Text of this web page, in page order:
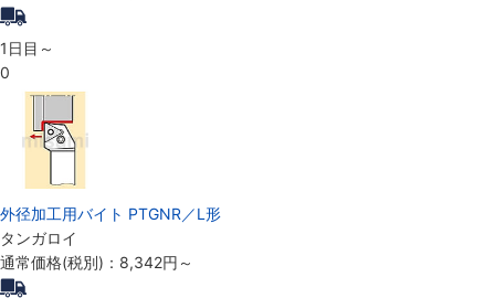
1日目～
0
外径加工用バイト PTGNR／L形
タンガロイ
通常価格(税別)： 8,342円 ～